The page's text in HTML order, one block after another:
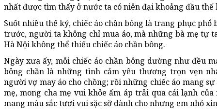
nhất được tìm thấy ở nước ta có niên đại khoảng đầu thế
Suốt nhiều thế kỷ, chiếc áo chần bông là trang phục
trước, người ta không chỉ mua áo, mà những bà mẹ tự
Hà Nội không thể thiếu chiếc áo chần bông.
Ngày xưa ấy, mỗi chiếc áo chần bông dường như đều
bông chần là những tình cảm yêu thương trọn vẹn
người vợ may áo cho chồng; rồi những chiếc áo mang
mẹ, mong cha mẹ vui khỏe ấm áp trải qua cái lạnh
mang màu sắc tươi vui sặc sỡ dành cho nhưng em nhỏ